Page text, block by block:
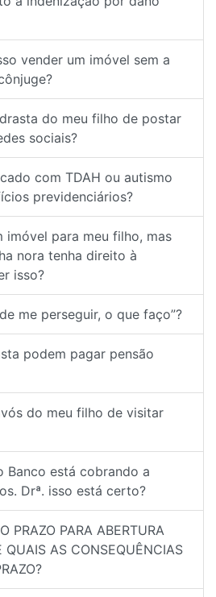
vender um imóvel sem a
do meu filho de postar
sociais?
com TDAH ou autismo
previdenciários?
imóvel para meu filho, mas
nora tenha direito à
isso?
me perseguir, o que faço”?
podem pagar pensão
do meu filho de visitar
Banco está cobrando a
Drª. isso está certo?
PRAZO PARA ABERTURA
QUAIS AS CONSEQUÊNCIAS